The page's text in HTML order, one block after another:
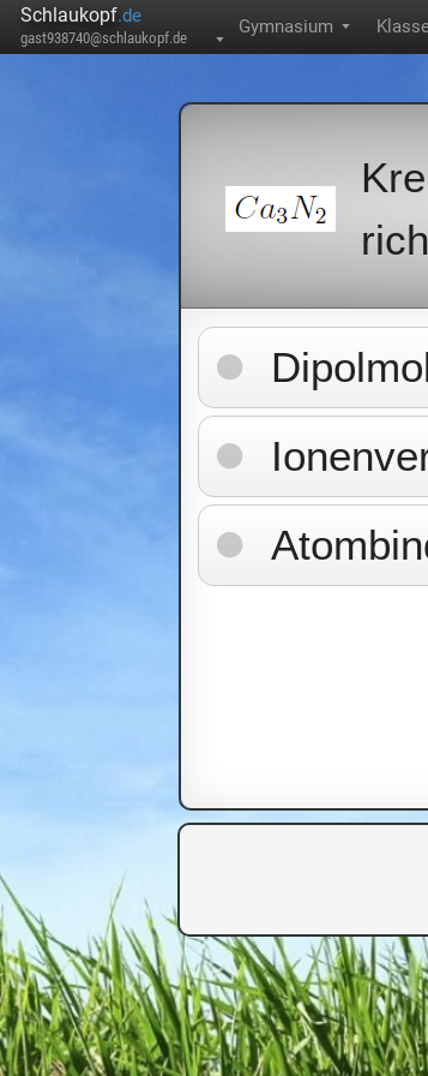
Schlaukopf.de
gast938740@schlaukopf.de ▼
Gymnasium ▼